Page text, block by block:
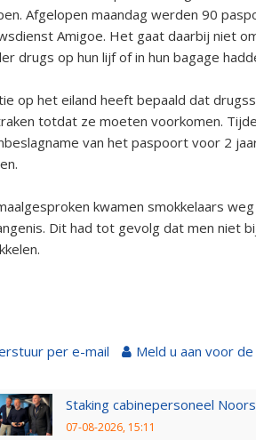
Afgelopen maandag werden 90
Amigoe. Het gaat daarbij niet
drugs op hun lijf of in hun bagage
op het eiland heeft bepaald dat
totdat ze moeten voorkomen.
van het paspoort voor 2
kwamen smokkelaars
Dit had tot gevolg dat men niet
per e-mail Meld u aan voor
Staking cabinepersoneel
07-08-2026, 15:11